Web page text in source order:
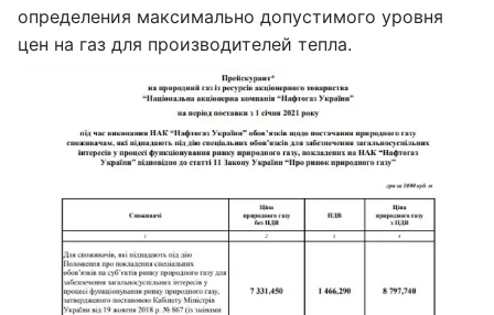
определения максимально допустимого уровня
цен на газ для производителей тепла.